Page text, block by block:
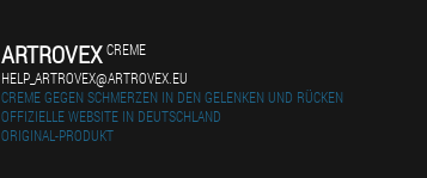
ARTROVEX CREME
HELP_ARTROVEX@ARTROVEX.EU
CREME GEGEN SCHMERZEN IN DEN GELENKEN UND RÜCKEN
OFFIZIELLE WEBSITE IN DEUTSCHLAND
ORIGINAL-PRODUKT